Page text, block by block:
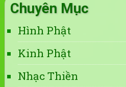
Chuyên Mục
Hình Phật
Kinh Phật
Nhạc Thiền